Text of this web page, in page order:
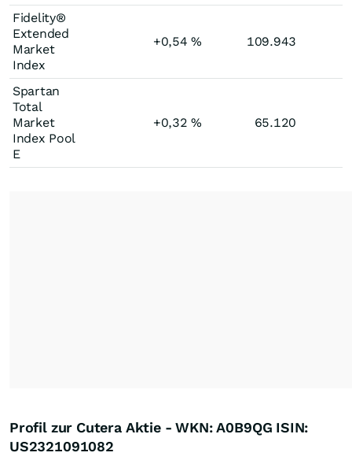
Fidelity®
Extended
Market
Index
+0,54% 109.943
Spartan
Total
Market
Index Pool
E
+0,32% 65.120
Profil zur Cutera Aktie - WKN: A0B9QG ISIN:
US2321091082